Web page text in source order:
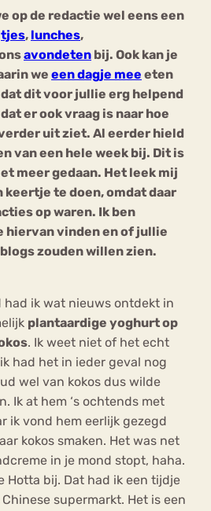
op de redactie wel eens een
, lunches,
avondeten bij. Ook kan je
we een dagje mee eten
dit voor jullie erg helpend
er ook vraag is naar hoe
uit ziet. Al eerder hield
van een hele week bij. Dit is
meer gedaan. Het leek mij
keertje te doen, omdat daar
op waren. Ik ben
hiervan vinden en of jullie
zouden willen zien.
ik wat nieuws ontdekt in
plantaardige yoghurt op
. Ik weet niet of het echt
had het in ieder geval nog
wel van kokos dus wilde
Ik at hem ‘s ochtends met
ik vond hem eerlijk gezegd
kokos smaken. Het was net
in je mond stopt, haha.
Hotta bij. Dat had ik een tijdje
supermarkt. Het is een
Chat
Forum
Anorexia Nervosa
Sport
Trauma
Angst